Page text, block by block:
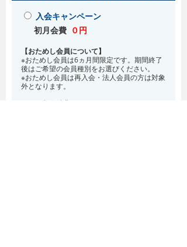
入会キャンペーン
初月会費 ０円
【おためし会員について】
※おためし会員は6ヵ月間限定です。期間終了
後はご希望の会員種別をお選びください。
※おためし会員は再入会・法人会員の方は対象
外となります。
お得な入会特典！